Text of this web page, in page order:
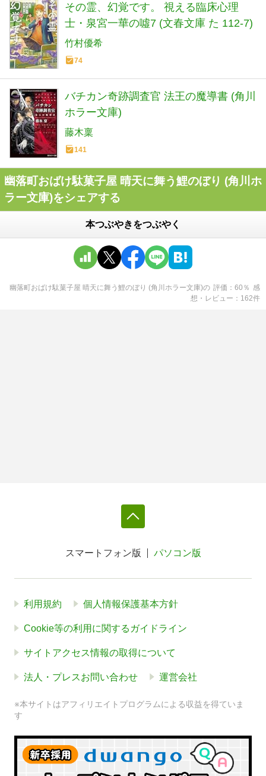
その霊、幻覚です。 視える臨床心理
士・泉宮一華の噓7 (文春文庫 た 112-7)
竹村優希
74
バチカン奇跡調査官 法王の魔導書 (角川
ホラー文庫)
藤木稟
141
幽落町おばけ駄菓子屋 晴天に舞う鯉のぼり (角川ホ
ラー文庫)をシェアする
本つぶやきをつぶやく
幽落町おばけ駄菓子屋 晴天に舞う鯉のぼり (角川ホラー文庫)の 評価 60 ％ 感
想・レビュー
162件
スマートフォン版 パソコン版
利用規約 個人情報保護基本方針
Cookie等の利用に関するガイドライン
サイトアクセス情報の取得について
法人・プレスお問い合わせ 運営会社
※本サイトはアフィリエイトプログラムによる収益を得ていま
す